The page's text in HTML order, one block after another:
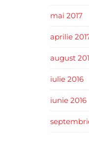
mai 2017
aprilie
august
iulie 2016
iunie 2016